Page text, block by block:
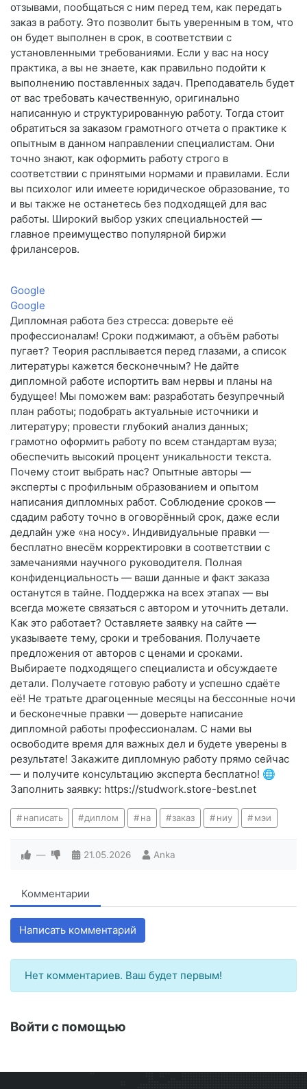
отзывами, пообщаться с ним перед тем, как передать
заказ в работу. Это позволит быть уверенным в том, что
он будет выполнен в срок, в соответствии с
установленными требованиями. Если у вас на носу
практика, а вы не знаете, как правильно подойти к
выполнению поставленных задач. Преподаватель будет
от вас требовать качественную, оригинально
написанную и структурированную работу. Тогда стоит
обратиться за заказом грамотного отчета о практике к
опытным в данном направлении специалистам. Они
точно знают, как оформить работу строго в
соответствии с принятыми нормами и правилами. Если
вы психолог или имеете юридическое образование, то
и вы также не останетесь без подходящей для вас
работы. Широкий выбор узких специальностей —
главное преимущество популярной биржи
фрилансеров.
Google
Google
Дипломная работа без стресса: доверьте её
профессионалам! Сроки поджимают, а объём работы
пугает? Теория расплывается перед глазами, а список
литературы кажется бесконечным? Не дайте
дипломной работе испортить вам нервы и планы на
будущее! Мы поможем вам: разработать безупречный
план работы; подобрать актуальные источники и
литературу; провести глубокий анализ данных;
грамотно оформить работу по всем стандартам вуза;
обеспечить высокий процент уникальности текста.
Почему стоит выбрать нас? Опытные авторы —
эксперты с профильным образованием и опытом
написания дипломных работ. Соблюдение сроков —
сдадим работу точно в оговорённый срок, даже если
дедлайн уже «на носу». Индивидуальные правки —
бесплатно внесём корректировки в соответствии с
замечаниями научного руководителя. Полная
конфиденциальность — ваши данные и факт заказа
останутся в тайне. Поддержка на всех этапах — вы
всегда можете связаться с автором и уточнить детали.
Как это работает? Оставляете заявку на сайте —
указываете тему, сроки и требования. Получаете
предложения от авторов с ценами и сроками.
Выбираете подходящего специалиста и обсуждаете
детали. Получаете готовую работу и успешно сдаёте
её! Не тратьте драгоценные месяцы на бессонные ночи
и бесконечные правки — доверьте написание
дипломной работы профессионалам. С нами вы
освободите время для важных дел и будете уверены в
результате! Закажите дипломную работу прямо сейчас
— и получите консультацию эксперта бесплатно! 🌐
Заполнить заявку: https://studwork.store-best.net
написать диплом на заказ ниу мэи
— 21.05.2026 Anka
Комментарии
Написать комментарий
Нет комментариев. Ваш будет первым!
Войти с помощью